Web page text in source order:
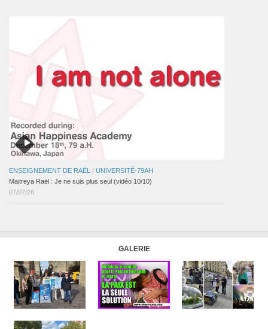
ENSEIGNEMENT DE RAËL / UNIVERSITÉ-79AH
Maitreya Raël : Je ne suis plus seul (vidéo 10/10)
07/07/26
GALERIE